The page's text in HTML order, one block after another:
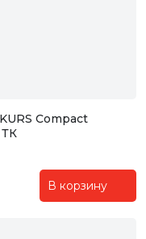
Compact
ТК
В корзину